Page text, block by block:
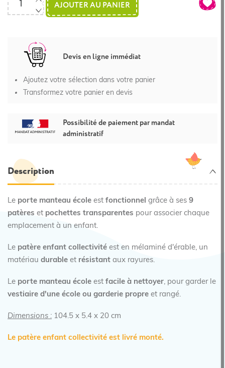
AJOUTER AU PANIER
Devis en ligne immédiat
Ajoutez votre sélection dans votre panier
Transformez votre panier en devis
Possibilité de paiement par mandat
administratif
Description
Le porte manteau école est fonctionnel grâce à ses 9
patères et pochettes transparentes pour associer chaque
emplacement à un enfant.
Le patère enfant collectivité est en mélaminé d'érable, un
matériau durable et résistant aux rayures.
Le porte manteau école est facile à nettoyer, pour garder le
vestiaire d'une école ou garderie propre et rangé.
Dimensions : 104.5 x 5.4 x 20 cm
Le patère enfant collectivité est livré monté.